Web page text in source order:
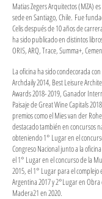
Matias Zegers Arquitectos (MZA)
sede en Santiago, Chile. Fue
Celis después de 10 años de
ha sido publicado en distintos
ORIS, ARQ, Trace, Summa+,
La oficina ha sido condecorada
Archdaily 2014, Best Leisure
Awards2018- 2019, Ganador
Paisaje de Great Wine Capitals
premios como el Mies van der
destacado también en concursos
obteniendo 1° Lugar en el
Congreso Nacional junto a la
el 1° Lugar en el concurso de la
2015, el 1° Lugar para el complejo
Argentina 2017 y 2°Lugar en
Madera21 en 2020.